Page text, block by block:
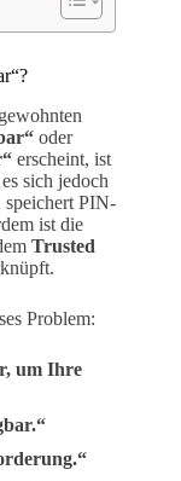
oder
erscheint, ist
sich jedoch
speichert PIN-
ist die
Trusted
Problem:
um Ihre